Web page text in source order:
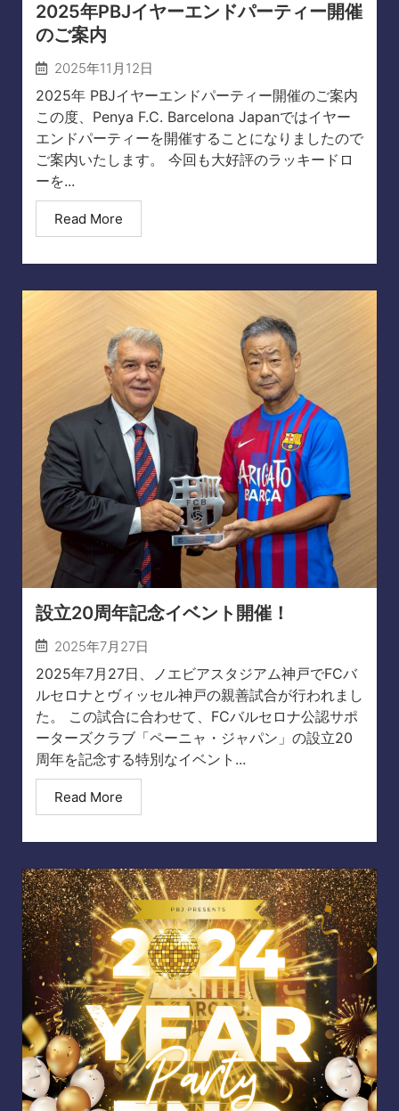
2025年PBJイヤーエンドパーティー開催
のご案内
2025年11月12日
2025年 PBJイヤーエンドパーティー開催のご案内
この度、Penya F.C. Barcelona Japanではイヤー
エンドパーティーを開催することになりましたので
ご案内いたします。 今回も大好評のラッキードロ
ーを...
Read More
設立20周年記念イベント開催！
2025年7月27日
2025年7月27日、ノエビアスタジアム神戸でFCバ
ルセロナとヴィッセル神戸の親善試合が行われまし
た。 この試合に合わせて、FCバルセロナ公認サポ
ーターズクラブ「ペーニャ・ジャパン」の設立20
周年を記念する特別なイベント...
Read More